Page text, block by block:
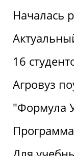
Началась
16
Агровуз
"Формула